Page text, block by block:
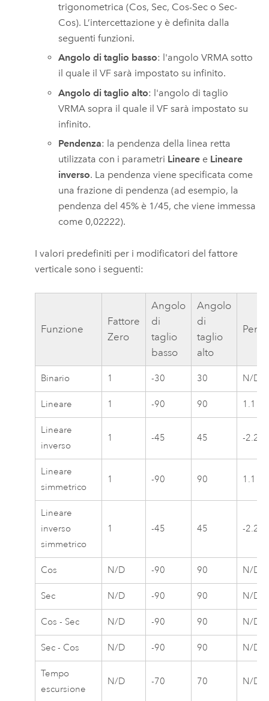
trigonometrica (Cos, Sec, Cos-Sec o Sec-
Cos). L’intercettazione y è definita dalla
seguenti funzioni.
Angolo di taglio basso: l'angolo VRMA sotto
il quale il VF sarà impostato su infinito.
Angolo di taglio alto: l'angolo di taglio
VRMA sopra il quale il VF sarà impostato su
infinito.
Pendenza: la pendenza della linea retta
utilizzata con i parametri Lineare e Lineare
inverso. La pendenza viene specificata come
una frazione di pendenza (ad esempio, la
pendenza del 45% è 1/45, che viene immessa
come 0,02222).
I valori predefiniti per i modificatori del fattore
verticale sono i seguenti:
Funzione
Fattore
Zero
Angolo
di
taglio
basso
Angolo
di
taglio
alto
Binario 1 -30 30 N/D
Lineare 1 -90 90
Lineare
inverso
1 -45 45 -
Lineare
simmetrico
1 -90 90
Lineare
inverso
simmetrico
1 -45 45 -
Cos N/D -90 90 N/D
Sec N/D -90 90 N/D
Cos - Sec N/D -90 90 N/D
Sec - Cos N/D -90 90 N/D
Tempo
escursione
N/D -70 70 N/D